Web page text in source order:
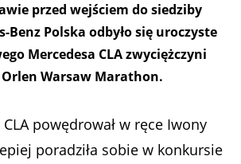
przed wejściem do siedziby
Benz Polska odbyło się uroczyste
Mercedesa CLA zwyciężczyni
Warsaw Marathon.
powędrował w ręce Iwony
poradziła sobie w konkursie